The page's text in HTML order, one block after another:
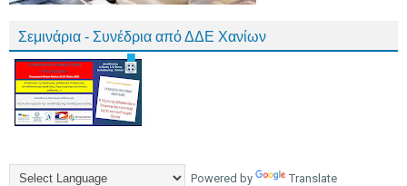
Σεμινάρια - Συνέδρια από ΔΔΕ Χανίων
Powered by Translate